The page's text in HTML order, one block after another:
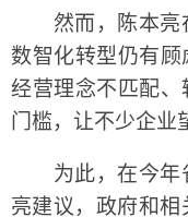
然而，陈本亮
数智化转型仍有
经营理念不匹配
门槛，让不少企业
为此，在今年
亮建议，政府和